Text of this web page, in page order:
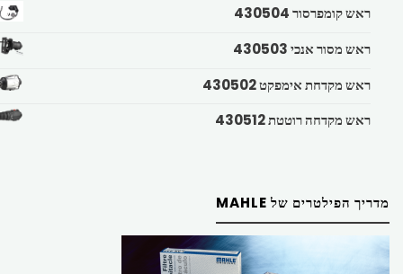
ראש קומפרסור 430504
ראש מסור אנכי 430503
ראש מקדחת אימפקט 430502
ראש מקדחה רוטטת 430512
מדריך הפילטרים של MAHLE